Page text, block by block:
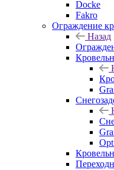
Docke
Fakro
Ограждение
Назад